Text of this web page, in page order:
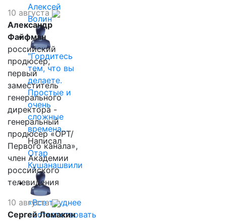
Алексей
Волин
"Гордитесь
тем, что вы
делаете.
Простые и
очень
сложные
времена…
Написал
Отар
Кушанашвили
«Все труднее
соответствовать
10 августа
Александр
Файфман
российский
продюсер,
первый
заместитель
генерального
директора -
генеральный
продюсер «ОРТ/
Первого канала»,
член Академии
российского
телевидения
10 августа
Сергей Ломакин